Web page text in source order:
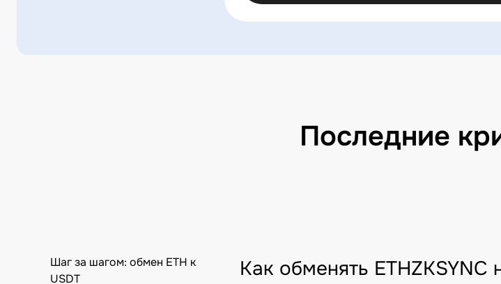
Последние
Шаг за шагом: обмен ETH к
USDT
Как обменять ETHZKSYNC